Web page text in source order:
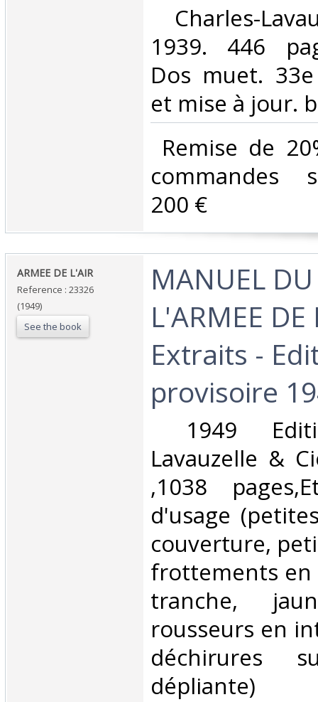
Charles-
1939. 446
Dos muet.
et mise à jour.
Remise de
commandes
200 €‎
‎ARMEE DE L'AIR‎
Reference : 23326
(1949)
See the book
‎MANUEL
L'ARMEE DE
Extraits -
provisoire
1949
Lavauzelle &
,1038
d'usage
couverture,
frottements en
tranche,
rousseurs en
déchirures
dépliante)‎